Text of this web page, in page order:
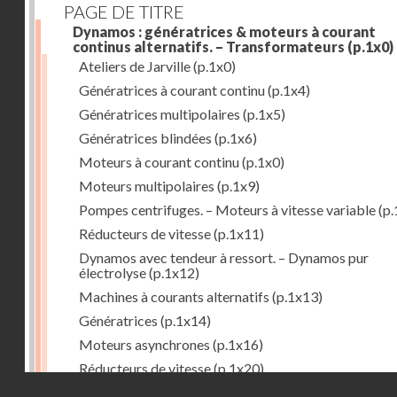
PAGE DE TITRE
Dynamos : génératrices & moteurs à courant
continus alternatifs. – Transformateurs (p.1x0)
Ateliers de Jarville(p.1x0)
Génératrices à courant continu(p.1x4)
Génératrices multipolaires (p.1x5)
Génératrices blindées (p.1x6)
Moteurs à courant continu(p.1x0)
Moteurs multipolaires (p.1x9)
Pompes centrifuges. – Moteurs à vitesse variable
Réducteurs de vitesse(p.1x11)
Dynamos avec tendeur à ressort. – Dynamos pur
électrolyse(p.1x12)
Machines à courants alternatifs (p.1x13)
Génératrices (p.1x14)
Moteurs asynchrones (p.1x16)
Réducteurs de vitesse(p.1x20)